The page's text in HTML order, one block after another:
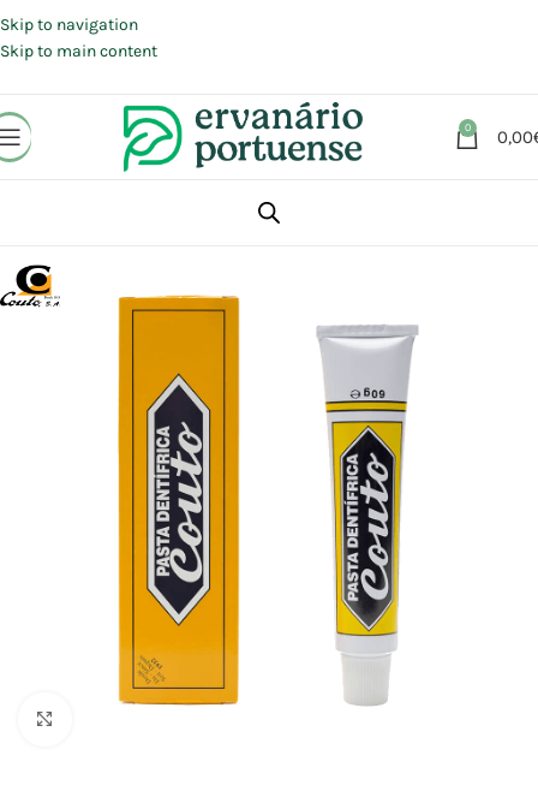
Skip to navigation
Skip to main content
0 0,00
Beleza | Cosmética | Higiene